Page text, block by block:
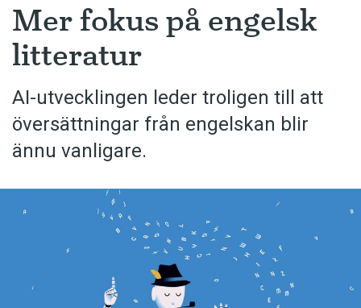
Mer fokus på engelsk
litteratur
AI-utvecklingen leder troligen till att
översättningar från engelskan blir
ännu vanligare.